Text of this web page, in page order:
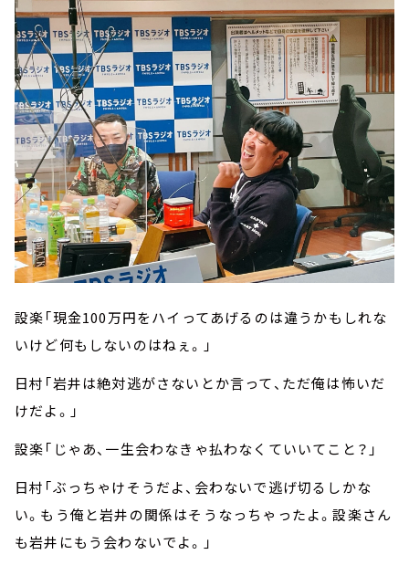
設楽「現金100万円をハイってあげるのは違うかもしれな
いけど何もしないのはねぇ。」
日村「岩井は絶対逃がさないとか言って、ただ俺は怖いだ
けだよ。」
設楽「じゃあ、一生会わなきゃ払わなくていいてこと？」
日村「ぶっちゃけそうだよ、会わないで逃げ切るしかな
い。もう俺と岩井の関係はそうなっちゃったよ。設楽さん
も岩井にもう会わないでよ。」